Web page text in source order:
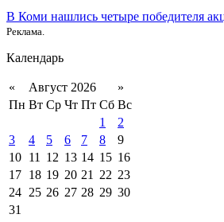
В Коми нашлись четыре победителя
Реклама.
Календарь
« Август 2026
»
Пн Вт Ср Чт Пт Сб Вс
1
2
3
4 5 6 7 8
9
10 11 12 13 14 15 16
17 18 19 20 21 22 23
24 25 26 27 28 29 30
31